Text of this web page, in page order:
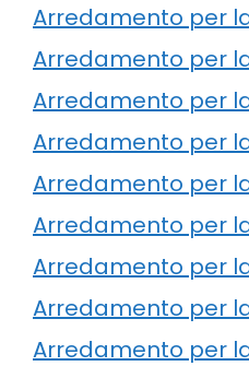
Arredamento per
Arredamento per
Arredamento per
Arredamento per
Arredamento per
Arredamento per
Arredamento per
Arredamento per
Arredamento per